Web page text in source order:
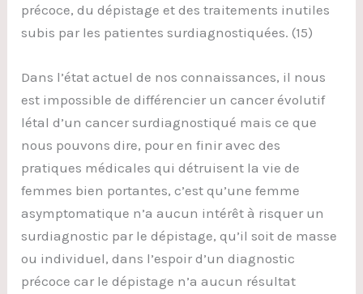
précoce, du dépistage et des traitements inutiles
subis par les patientes surdiagnostiquées. (15)
Dans l’état actuel de nos connaissances, il nous
est impossible de différencier un cancer évolutif
létal d’un cancer surdiagnostiqué mais ce que
nous pouvons dire, pour en finir avec des
pratiques médicales qui détruisent la vie de
femmes bien portantes, c’est qu’une femme
asymptomatique n’a aucun intérêt à risquer un
surdiagnostic par le dépistage, qu’il soit de masse
ou individuel, dans l’espoir d’un diagnostic
précoce car le dépistage n’a aucun résultat